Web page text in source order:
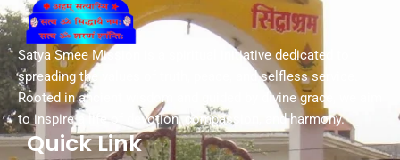
Satya Smee Mission is a spiritual initiative dedicated to
spreading the values of truth, peace, and selfless service.
Rooted in ancient wisdom and guided by divine grace, we aim
to inspire a life of devotion, compassion, and harmony.
Quick Link